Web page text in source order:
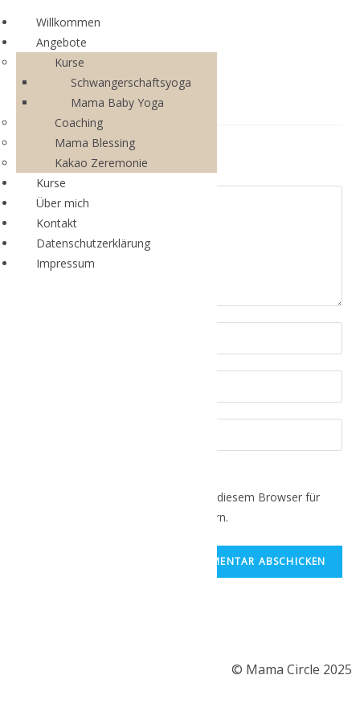
Schreibe einen Kommentar
Name, E-Mail-Adresse und Website in diesem Browser für
meinen nächsten Kommentar speichern.
© Mama Circle 2025
Willkommen
Angebote
Kurse
Schwangerschaftsyoga
Mama Baby Yoga
Coaching
Mama Blessing
Kakao Zeremonie
Kurse
Über mich
Kontakt
Datenschutzerklärung
Impressum